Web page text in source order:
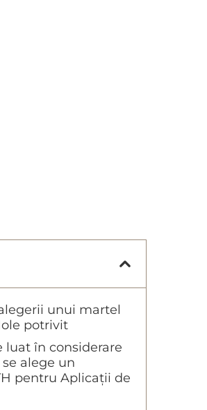
unui martel
potrivit
luat în considerare
alege un
pentru Aplicații de